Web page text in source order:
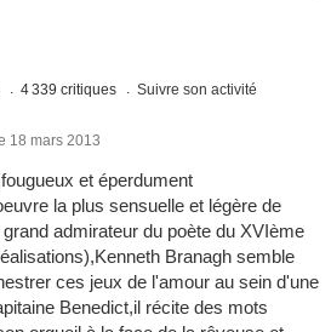
4 339 critiques Suivre son activité
18 mars 2013
et éperdument
la plus sensuelle et légère de
admirateur du poète du XVIème
Branagh semble
ces jeux de l'amour au sein d'une
Benedict,il récite des mots